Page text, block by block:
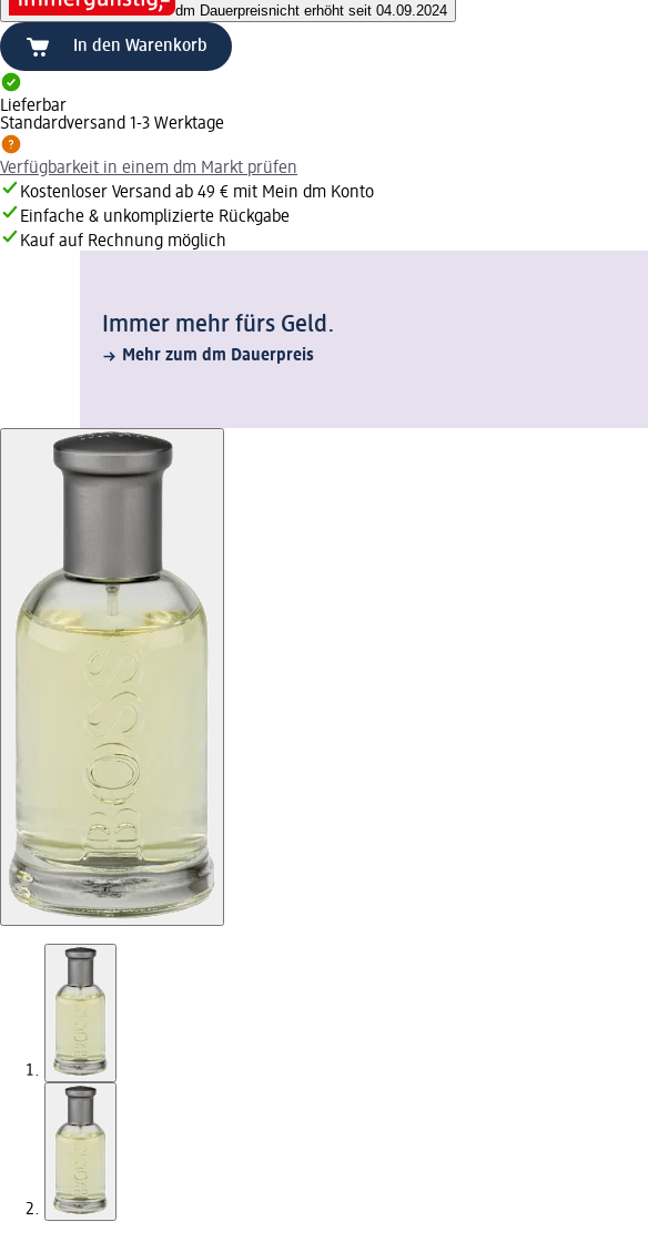
dm Dauerpreisnicht erhöht seit 04.09.2024
In den Warenkorb
Lieferbar
Standardversand 1-3 Werktage
Verfügbarkeit in einem dm Markt prüfen
Kostenloser Versand ab 49 € mit Mein dm Konto
Einfache & unkomplizierte Rückgabe
Kauf auf Rechnung möglich
Immer mehr fürs Geld.
Mehr zum dm Dauerpreis